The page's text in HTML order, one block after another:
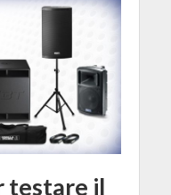
testare il